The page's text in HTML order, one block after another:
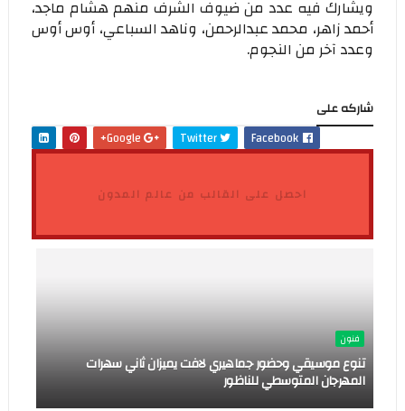
ويشارك فيه عدد من ضيوف الشرف منهم هشام ماجد،
أحمد زاهر، محمد عبدالرحمن، وناهد السباعي، أوس أوس
وعدد آخر من النجوم.
شاركه على
Facebook
Twitter
احصل على القالب من عالم المدون
فنون
تنوع موسيقي وحضور جماهيري لافت يميزان ثاني سهرات
المهرجان المتوسطي للناظور